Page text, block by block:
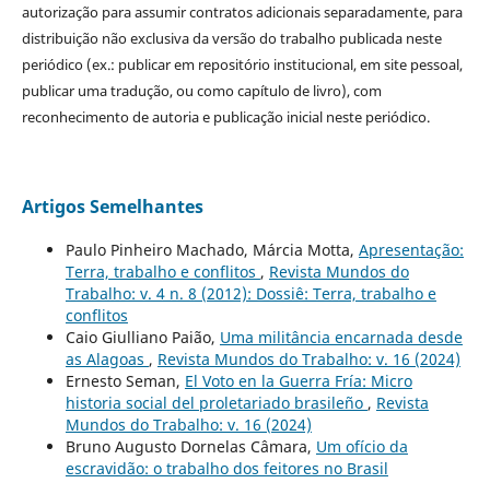
autorização para assumir contratos adicionais separadamente, para
distribuição não exclusiva da versão do trabalho publicada neste
periódico (ex.: publicar em repositório institucional, em site pessoal,
publicar uma tradução, ou como capítulo de livro), com
reconhecimento de autoria e publicação inicial neste periódico.
Artigos Semelhantes
Paulo Pinheiro Machado, Márcia Motta, Apresentação:
Terra, trabalho e conflitos , Revista Mundos do
Trabalho: v. 4 n. 8 (2012): Dossiê: Terra, trabalho e
conflitos
Caio Giulliano Paião, Uma militância encarnada desde
as Alagoas , Revista Mundos do Trabalho: v. 16 (2024)
Ernesto Seman, El Voto en la Guerra Fría: Micro
historia social del proletariado brasileño , Revista
Mundos do Trabalho: v. 16 (2024)
Bruno Augusto Dornelas Câmara, Um ofício da
escravidão: o trabalho dos feitores no Brasil